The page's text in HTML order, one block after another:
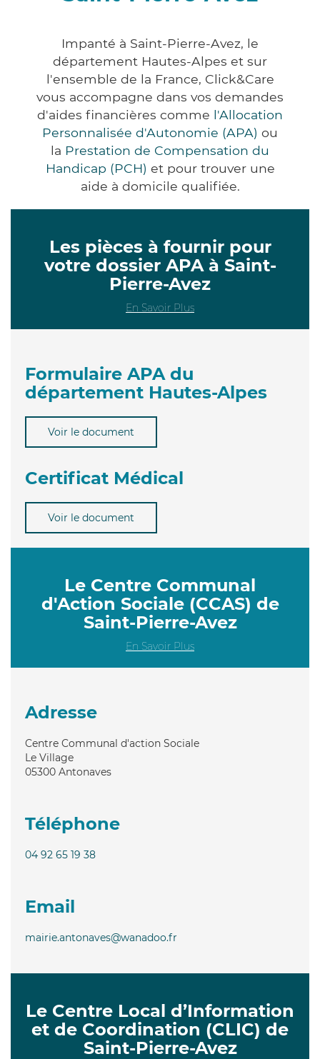
Impanté à Saint-Pierre-Avez, le
département Hautes-Alpes et sur
l'ensemble de la France, Click&Care
vous accompagne dans vos demandes
d'aides financières comme l'Allocation
Personnalisée d'Autonomie (APA) ou
la Prestation de Compensation du
Handicap (PCH) et pour trouver une
aide à domicile qualifiée.
Les pièces à fournir pour
votre dossier APA à Saint-
Pierre-Avez
En Savoir Plus
Formulaire APA du
département Hautes-Alpes
Voir le document
Certificat Médical
Voir le document
Le Centre Communal
d'Action Sociale (CCAS) de
Saint-Pierre-Avez
En Savoir Plus
Adresse
Centre Communal d'action Sociale
Le Village
05300 Antonaves
Téléphone
04 92 65 19 38
Email
mairie.antonaves@wanadoo.fr
Le Centre Local d’Information
et de Coordination (CLIC) de
Saint-Pierre-Avez